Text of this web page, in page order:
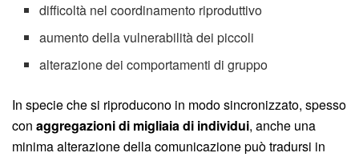
difficoltà nel coordinamento riproduttivo
aumento della vulnerabilità dei piccoli
alterazione dei comportamenti di gruppo
In specie che si riproducono in modo sincronizzato, spesso
con aggregazioni di migliaia di individui, anche una
minima alterazione della comunicazione può tradursi in